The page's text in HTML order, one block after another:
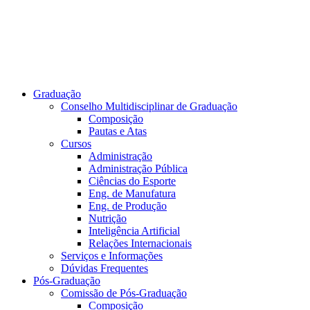
Graduação
Conselho Multidisciplinar de Graduação
Composição
Pautas e Atas
Cursos
Administração
Administração Pública
Ciências do Esporte
Eng. de Manufatura
Eng. de Produção
Nutrição
Inteligência Artificial
Relações Internacionais
Serviços e Informações
Dúvidas Frequentes
Pós-Graduação
Comissão de Pós-Graduação
Composição